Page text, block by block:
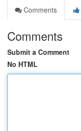
Comments
Comments
Submit a Comment
No HTML